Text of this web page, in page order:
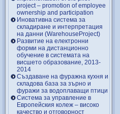
project – promotion of employee
ownership and participation
Иновативна система за
складиране и интерпретация
на данни (WarehouseProject)
Развитие на електронни
форми на дистанционно
обучение в системата на
висшето образование, 2013-
2014
Създаване на фуражна кухня и
складова база за зърно и
фуражи за водоплаващи птици
Система за управление в
Европейския колеж – високо
качество и отговорност